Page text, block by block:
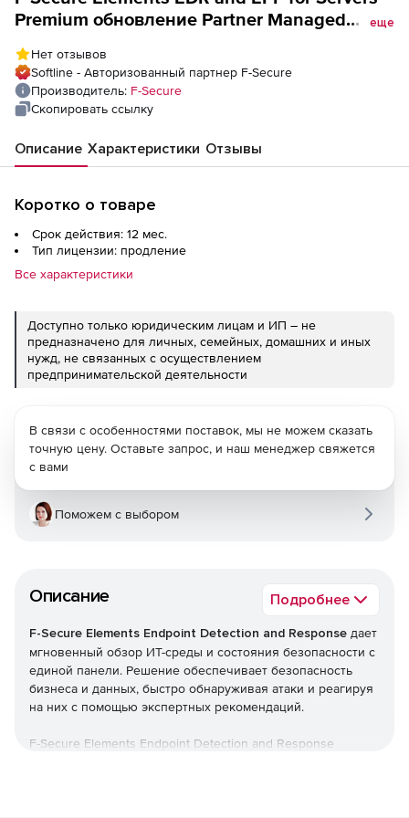
Premium обновление Partner Managed
еще
Нет отзывов
Softline - Авторизованный партнер F-Secure
Производитель: F-Secure
Скопировать ссылку
Описание Характеристики Отзывы
Коротко о товаре
Срок действия: 12 мес.
Тип лицензии: продление
Все характеристики
Доступно только юридическим лицам и ИП – не
предназначено для личных, семейных, домашних и иных
нужд, не связанных с осуществлением
предпринимательской деятельности
Описание Подробнее
F-Secure Elements Endpoint Detection and Response дает
мгновенный обзор ИТ-среды и состояния безопасности с
единой панели. Решение обеспечивает безопасность
бизнеса и данных, быстро обнаруживая атаки и реагируя
на них с помощью экспертных рекомендаций.
F-Secure Elements Endpoint Detection and Response
В связи с особенностями поставок, мы не можем сказать
точную цену. Оставьте запрос, и наш менеджер свяжется
с вами
Поможем с выбором